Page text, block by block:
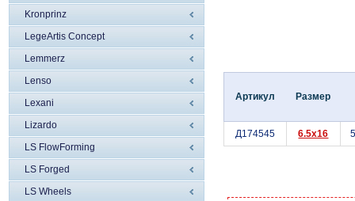
Kronprinz
LegeArtis Concept
Lemmerz
Lenso
Lexani
Lizardo
LS FlowForming
LS Forged
LS Wheels
Артикул Размер
Д174545 6.5x16